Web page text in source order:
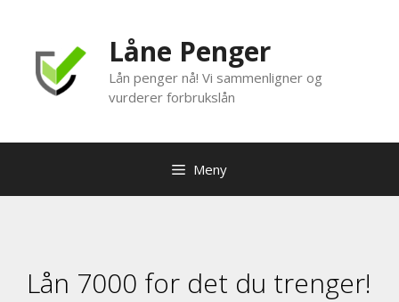
innhold
Låne Penger
Lån penger nå! Vi sammenligner og
vurderer forbrukslån
Meny
Lån 7000 for det du trenger!